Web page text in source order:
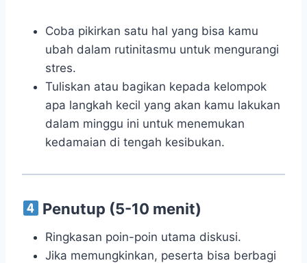
Coba pikirkan satu hal yang bisa kamu
ubah dalam rutinitasmu untuk mengurangi
stres.
Tuliskan atau bagikan kepada kelompok
apa langkah kecil yang akan kamu lakukan
dalam minggu ini untuk menemukan
kedamaian di tengah kesibukan.
Penutup (5-10 menit)
Ringkasan poin-poin utama diskusi.
Jika memungkinkan, peserta bisa berbagi